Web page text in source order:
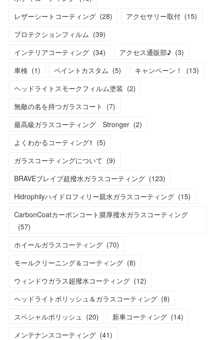
レザーシートコーティング (28) アクセサリー取付 (15)
プロテクションフィルム (39)
インテリアコーティング (34) アクセス通販部♪ (3)
車検 (1) ペイントカスタム (5) キャンペーン！ (13)
ヘッドライトスモークフィルム塗装 (2)
無敵の名を持つガラスコート (7)
最高級ガラスコーティング Stronger (2)
よくわかるコーティング1 (5)
ガラスコーティングについて (9)
BRAVEブレイブ超撥水ガラスコーティング (123)
Hidrophilyハイドロフィリー親水ガラスコーティング (15)
CarbonCoatカーボンコート膜厚撥水ガラスコーティング
(57)
ホイールガラスコーティング (70)
モールクリーニング＆コーティング (8)
ウィンドウガラス超撥水コーティング (12)
ヘッドライトポリッシュ＆ガラスコーティング (8)
スペシャルポリッシュ
(20) 新車コーティング (14)
メンテナンスコーティング (41)